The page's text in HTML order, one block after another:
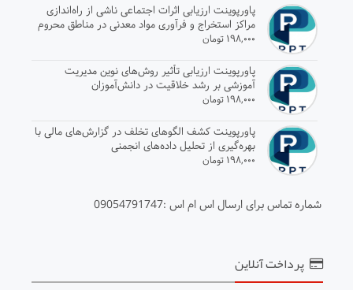
پاورپوینت ارزیابی اثرات اجتماعی ناشی از راه‌اندازی
مراکز استخراج و فرآوری مواد معدنی در مناطق محروم
۱۹۸,۰۰۰ تومان
پاورپوینت ارزیابی تأثیر روش‌های نوین مدیریت
آموزشی بر رشد خلاقیت در دانش‌آموزان
۱۹۸,۰۰۰ تومان
پاورپوینت کشف الگوهای تخلف در گزارش‌های مالی با
بهره‌گیری از تحلیل داده‌های انجمنی
۱۹۸,۰۰۰ تومان
شماره تماس برای ارسال اس ام اس :09054791747
پرداخت آنلاین